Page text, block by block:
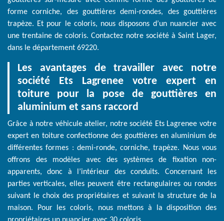
forme corniche, des gouttières demi-rondes, des gouttières
trapèze. Et pour le coloris, nous disposons d’un nuancier avec
une trentaine de coloris. Contactez notre société à Saint Lager,
dans le département 69220.
Les avantages de travailler avec notre
société Ets Lagrenee votre expert en
toiture pour la pose de gouttières en
aluminium et sans raccord
Grâce à notre véhicule atelier, notre société Ets Lagrenee votre
expert en toiture confectionne des gouttières en aluminium de
différentes formes : demi-ronde, corniche, trapèze. Nous vous
offrons des modèles avec des systèmes de fixation non-
apparents, donc à l’intérieur des conduits. Concernant les
parties verticales, elles peuvent être rectangulaires ou rondes
suivant le choix des propriétaires et suivant la structure de la
maison. Pour les coloris, nous mettons à la disposition des